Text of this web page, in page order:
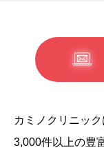
カミノクリニッ
3,000件以上の豊